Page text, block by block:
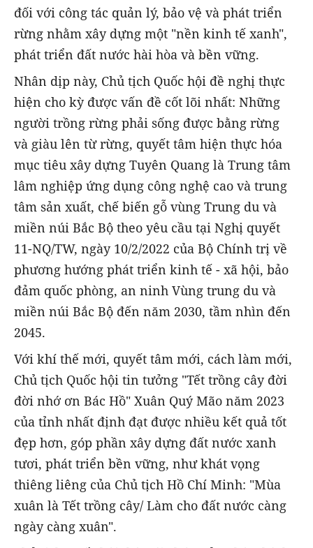
đối với công tác quản lý, bảo vệ và phát triển
rừng nhằm xây dựng một "nền kinh tế xanh",
phát triển đất nước hài hòa và bền vững.
Nhân dịp này, Chủ tịch Quốc hội đề nghị thực
hiện cho kỳ được vấn đề cốt lõi nhất: Những
người trồng rừng phải sống được bằng rừng
và giàu lên từ rừng, quyết tâm hiện thực hóa
mục tiêu xây dựng Tuyên Quang là Trung tâm
lâm nghiệp ứng dụng công nghệ cao và trung
tâm sản xuất, chế biến gỗ vùng Trung du và
miền núi Bắc Bộ theo yêu cầu tại Nghị quyết
11-NQ/TW, ngày 10/2/2022 của Bộ Chính trị về
phương hướng phát triển kinh tế - xã hội, bảo
đảm quốc phòng, an ninh Vùng trung du và
miền núi Bắc Bộ đến năm 2030, tầm nhìn đến
2045.
Với khí thế mới, quyết tâm mới, cách làm mới,
Chủ tịch Quốc hội tin tưởng "Tết trồng cây đời
đời nhớ ơn Bác Hồ" Xuân Quý Mão năm 2023
của tỉnh nhất định đạt được nhiều kết quả tốt
đẹp hơn, góp phần xây dựng đất nước xanh
tươi, phát triển bền vững, như khát vọng
thiêng liêng của Chủ tịch Hồ Chí Minh: "Mùa
xuân là Tết trồng cây/ Làm cho đất nước càng
ngày càng xuân".